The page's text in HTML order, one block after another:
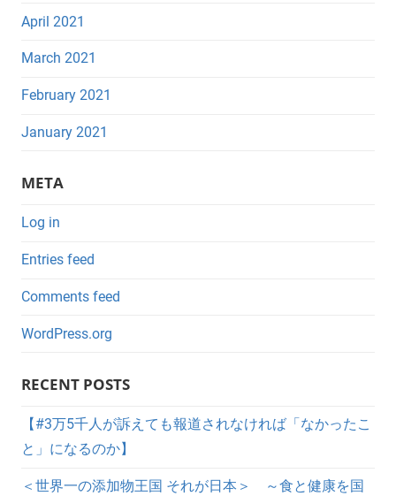
April 2021
March 2021
February 2021
January 2021
META
Log in
Entries feed
Comments feed
WordPress.org
RECENT POSTS
【#3万5千人が訴えても報道されなければ「なかったこ
と」になるのか】
＜世界一の添加物王国 それが日本＞ ～食と健康を国